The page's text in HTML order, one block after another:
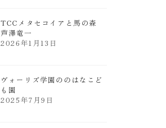
TCCメタセコイアと馬の森
芦澤竜一
2026年1月13日
ヴォーリズ学園ののはなこど
も園
2025年7月9日